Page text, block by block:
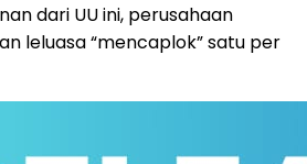
dari UU ini, perusahaan
leluasa “mencaplok” satu per